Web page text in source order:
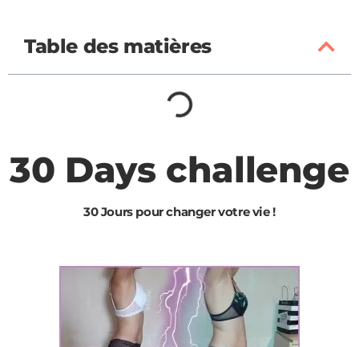
Table des matières
30 Days challenge
30 Jours pour changer votre vie !